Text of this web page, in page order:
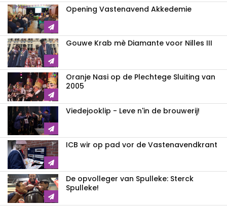
Opening Vastenavend Akkedemie
Gouwe Krab mè Diamante voor Nilles III
Oranje Nasi op de Plechtege Sluiting van
2005
Viedejooklip - Leve n'in de brouwerij!
ICB wir op pad vor de Vastenavendkrant
De opvolleger van Spulleke: Sterck
Spulleke!